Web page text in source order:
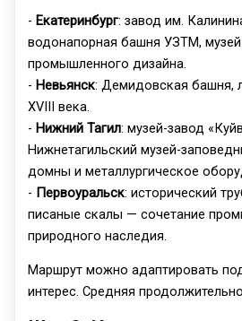
-Екатеринбург: завод им.
водонапорная башня УЗТМ, музей
промышленного дизайна.
-Невьянск: Демидовская башня,
XVIII века.
-Нижний Тагил: музей-завод
Нижнетагильский музей-
домны и металлургическое
- Первоуральск: исторический
писаные скалы — сочетание
природного наследия.
Маршрут можно адаптировать
интерес. Средняя